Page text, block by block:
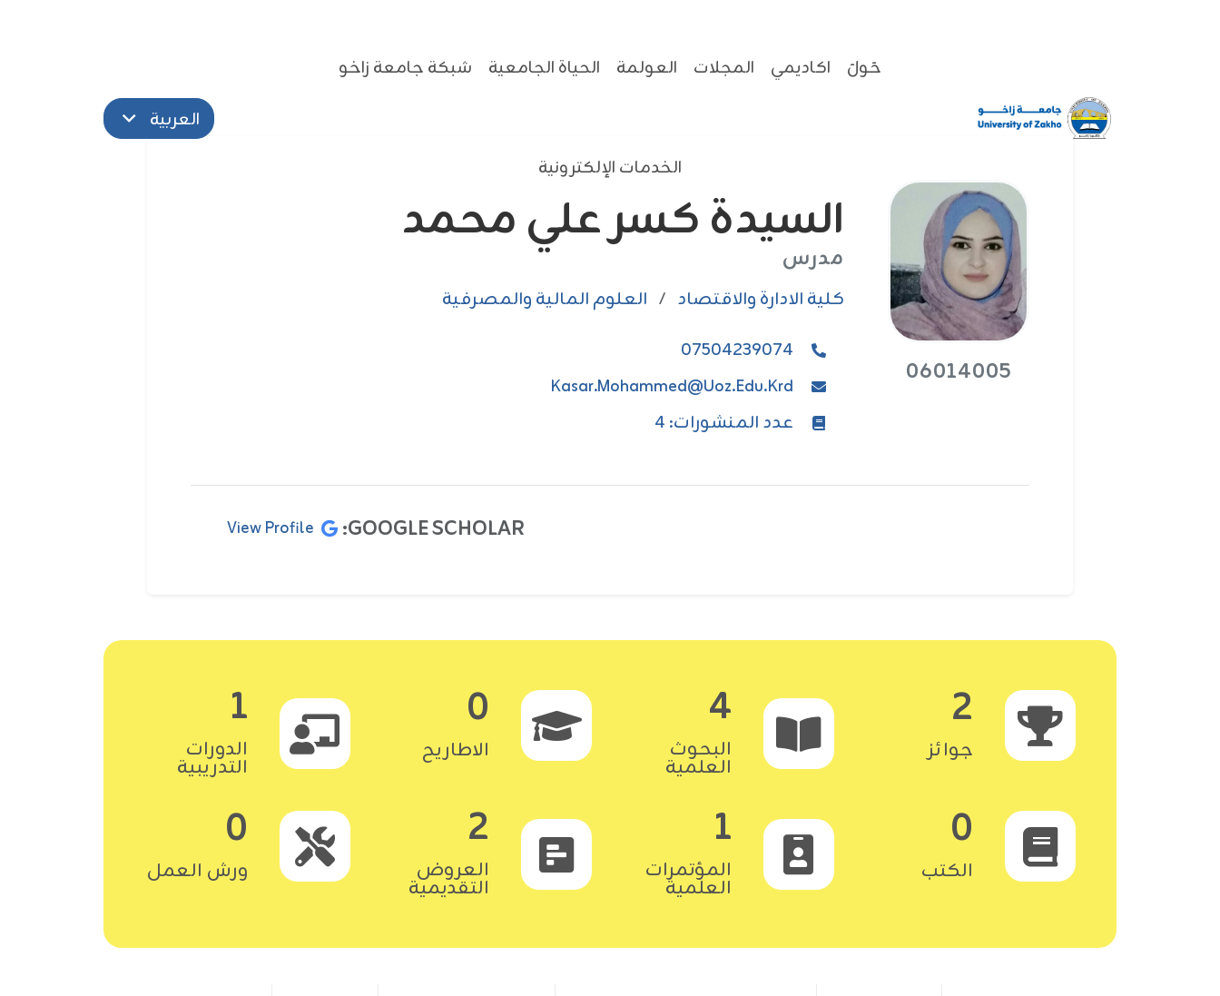
حَولَ اكاديمي المجلات العولمة الحياة الجامعية شبكة جامعة زاخو
الخدمات الإلكترونية
العربية
06014005
السيدة کسر علي محمد
مدرس
كلية الادارة والاقتصاد / العلوم المالية والمصرفية
07504239074
Kasar.mohammed@uoz.edu.krd
عدد المنشورات: 4
GOOGLE SCHOLAR:
View Profile
2
جوائز
4
البحوث
العلمية
0
الاطاريح
1
الدورات
التدريبية
0
الكتب
1
المؤتمرات
العلمية
2
العروض
التقديمية
0
ورش العمل